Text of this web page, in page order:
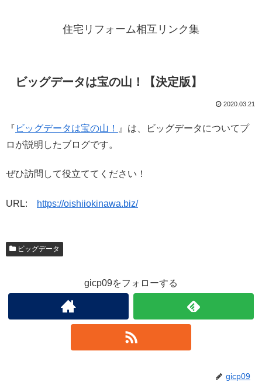
住宅リフォーム相互リンク集
ビッグデータは宝の山！【決定版】
2020.03.21
『 ビッグデータは宝の山！
』は、ビッグデータについてプ
ロが説明したブログです。
ぜひ訪問して役立ててください！
URL: https://oishiiokinawa.biz/
ビッグデータ
gicp09をフォローする
gicp09